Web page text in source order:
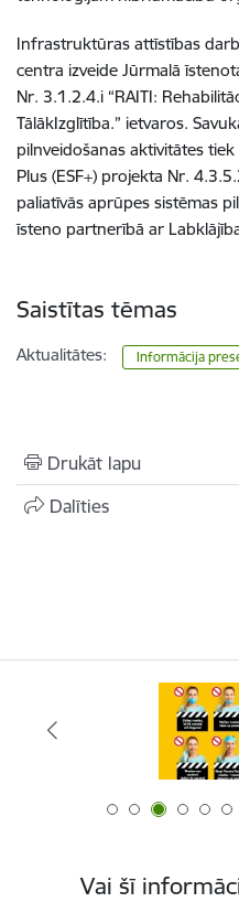
Infrastruktūras attīstības
centra izveide Jūrmalā
Nr. 3.1.2.4.i “RAITI:
TālākIzglītība.” ietvaros.
pilnveidošanas aktivitātes
Plus (ESF+) projekta Nr.
paliatīvās aprūpes sistēmas
īsteno partnerībā ar
Saistītas tēmas
Aktualitātes: Informācija
Drukāt lapu
Dalīties
Vai šī